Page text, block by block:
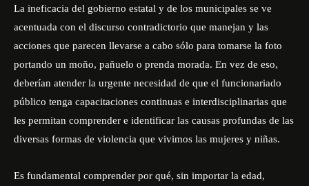
La ineficacia del gobierno estatal y de los municipales se ve
acentuada con el discurso contradictorio que manejan y las
acciones que parecen llevarse a cabo sólo para tomarse la foto
portando un moño, pañuelo o prenda morada. En vez de eso,
deberían atender la urgente necesidad de que el funcionariado
público tenga capacitaciones continuas e interdisciplinarias que
les permitan comprender e identificar las causas profundas de las
diversas formas de violencia que vivimos las mujeres y niñas.
Es fundamental comprender por qué, sin importar la edad,